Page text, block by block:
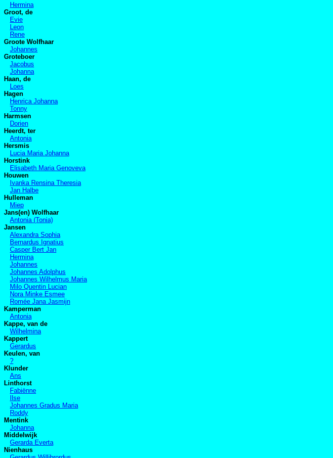
Hermina
Groot, de
Evie
Leon
Rene
Groote Wolfhaar
Johannes
Groteboer
Jacobus
Johanna
Haan, de
Loes
Hagen
Henrica Johanna
Tonny
Harmsen
Dorien
Heerdt, ter
Antonia
Hersmis
Lucia Maria Johanna
Horstink
Elisabeth Maria Genoveva
Houwen
Ivanka Rensina Theresia
Jan Halbe
Hulleman
Miep
Jans(en) Wolfhaar
Antonia (Tonia)
Jansen
Alexandra Sophia
Bernardus Ignatius
Casper Bert Jan
Hermina
Johannes
Johannes Adolphus
Johannes Wilhelmus Maria
Milo Quentin Lucian
Nora Minke Esmee
Romée Jana Jasmijn
Kamperman
Antonia
Kappe, van de
Wilhelmina
Kappert
Gerardus
Keulen, van
?
Klunder
Ans
Linthorst
Fabiënne
Ilse
Johannes Gradus Maria
Roddy
Mentink
Johanna
Middelwijk
Gerarda Everta
Nienhaus